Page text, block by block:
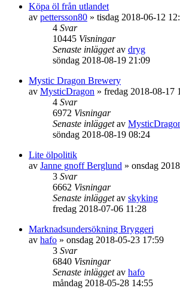
Köpa öl från utlandet
av pettersson80 » tisdag 2018-06-12
4 Svar
10445 Visningar
Senaste inläggetav dryg
söndag 2018-08-19 21:09
Mystic Dragon Brewery
av MysticDragon » fredag 2018-08-17
4 Svar
6972 Visningar
Senaste inläggetav
söndag 2018-08-19 08:24
Lite ölpolitik
av Janne gnoff Berglund » onsdag
3 Svar
6662 Visningar
Senaste inläggetav skyking
fredag 2018-07-06 11:28
Marknadsundersökning Bryggeri
av hafo » onsdag 2018-05-23 17:59
3 Svar
6840 Visningar
Senaste inläggetav hafo
måndag 2018-05-28 14:55